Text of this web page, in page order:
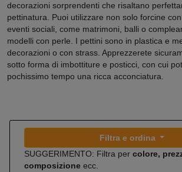
decorazioni sorprendenti che risaltano
pettinatura. Puoi utilizzare non solo forcine
eventi sociali, come matrimoni, balli o
modelli con perle. I pettini sono in plastica e
decorazioni o con strass. Apprezzerete
sotto forma di imbottiture e posticci, con cui
pochissimo tempo una ricca acconciatura.
Filtra e ordina
SUGGERIMENTO: Filtra per colore,
composizione ecc.